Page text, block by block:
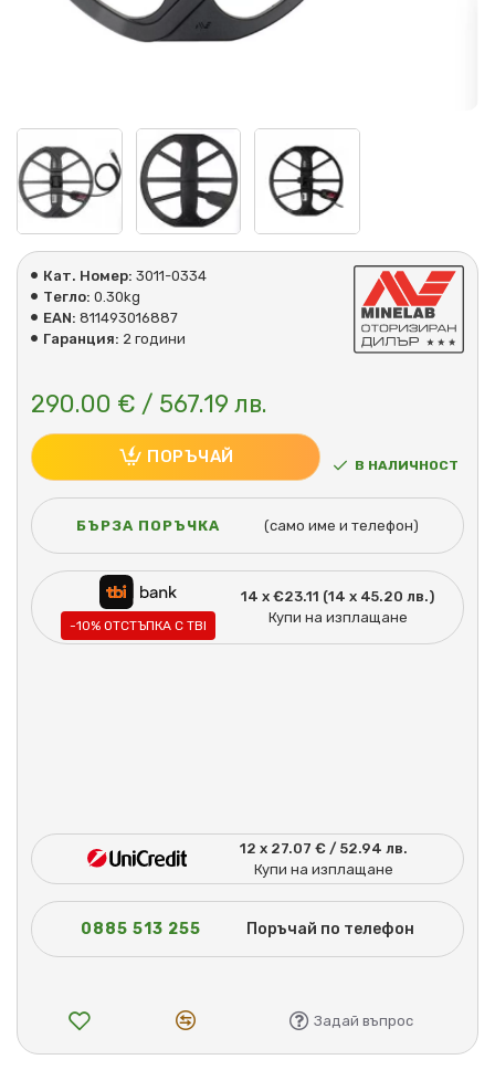
Кат. Номер: 3011-0334
Тегло: 0.30kg
EAN: 811493016887
Гаранция: 2 години
290.00 € / 567.19 лв.
ПОРЪЧАЙ В НАЛИЧНОСТ
БЪРЗА ПОРЪЧКА (само име и телефон)
-10% ОТСТЪПКА С TBI
14 x €23.11 (14 x 45.20 лв.)
Купи на изплащане
12 x 27.07 € / 52.94 лв.
Купи на изплащане
0885 513 255 Поръчай по телефон
Задай въпрос